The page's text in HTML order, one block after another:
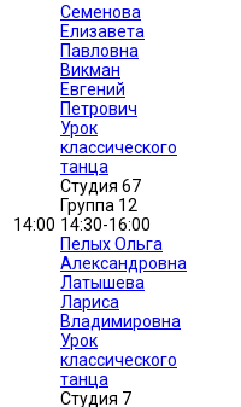
14:00
Семенова
Елизавета
Павловна
Викман
Евгений
Петрович
Урок
классического
танца
Студия 67
Группа 12
14:30-16:00
Пелых Ольга
Александровна
Латышева
Лариса
Владимировна
Урок
классического
танца
Студия 7